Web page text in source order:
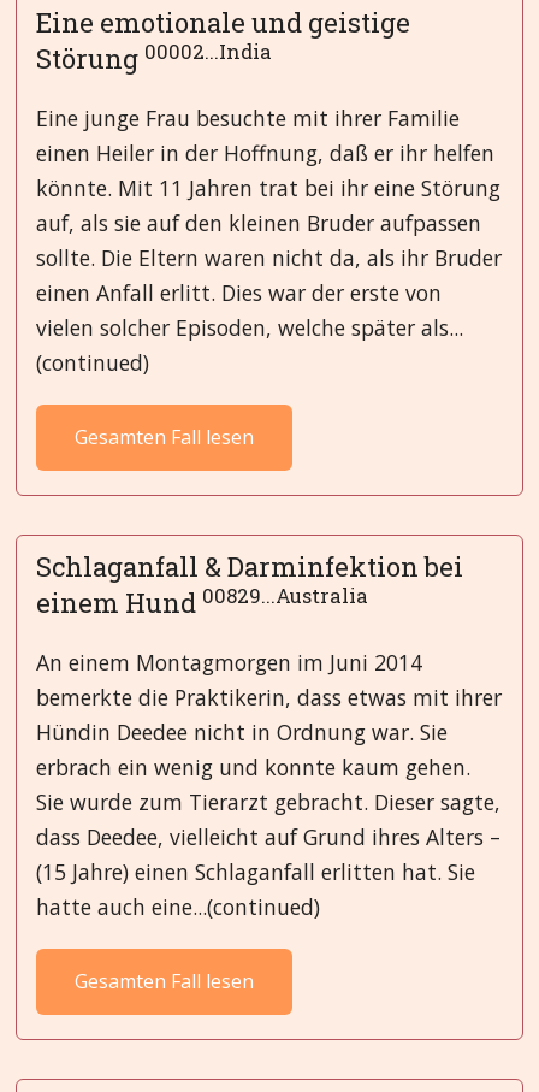
Eine emotionale und geistige
Störung 00002...India
Eine junge Frau besuchte mit ihrer Familie
einen Heiler in der Hoffnung, daß er ihr helfen
könnte. Mit 11 Jahren trat bei ihr eine Störung
auf, als sie auf den kleinen Bruder aufpassen
sollte. Die Eltern waren nicht da, als ihr Bruder
einen Anfall erlitt. Dies war der erste von
vielen solcher Episoden, welche später als...
(continued)
Gesamten Fall lesen
Schlaganfall & Darminfektion bei
einem Hund 00829...Australia
An einem Montagmorgen im Juni 2014
bemerkte die Praktikerin, dass etwas mit ihrer
Hündin Deedee nicht in Ordnung war. Sie
erbrach ein wenig und konnte kaum gehen.
Sie wurde zum Tierarzt gebracht. Dieser sagte,
dass Deedee, vielleicht auf Grund ihres Alters –
(15 Jahre) einen Schlaganfall erlitten hat. Sie
hatte auch eine...(continued)
Gesamten Fall lesen